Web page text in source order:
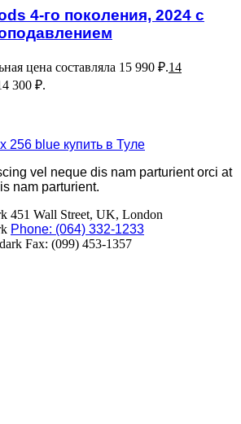
4-го поколения, 2024 с
цена составляла 15 990 ₽.14
300 ₽.
vel neque dis nam parturient orci at
nam parturient.
451 Wall Street, UK, London
Phone: (064) 332-1233
Fax: (099) 453-1357